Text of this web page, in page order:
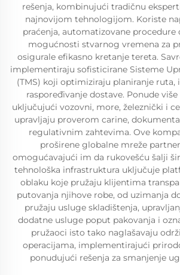
rešenja, kombinujući tradičnu
najnovijom tehnologijom. Koriste
praćenja, automatizovane
mogućnosti stvarnog vremena za
osigurale efikasno kretanje tereta.
implementiraju sofisticirane Sisteme
(TMS) koji optimiziraju planiranje ruta,
raspoređivanje dostave. Ponude
uključujući vozovni, more, železnički i
upravljaju proverom carine,
regulativnim zahtevima. Ove
proširene globalne mreže
omogućavajući im da rukovešću šalji
tehnološka infrastruktura uključuje
oblaku koje pružaju klijentima
putovanja njihove robe, od uzimanja
pružaju usluge skladištenja,
dodatne usluge poput pakovanja i
pružaoci isto tako naglašavaju
operacijama, implementirajući
ponudujući rešenja za smanjenje